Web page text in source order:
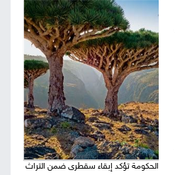
صور
من
نحن
إتصل
بنا
البحث
الحكومة تؤكد إبقاء سقطرى ضمن التراث